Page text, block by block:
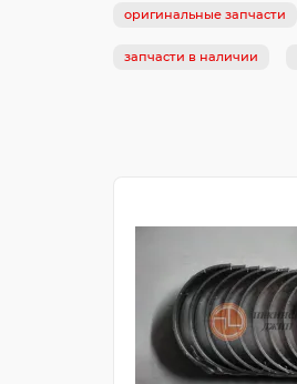
оригинальные запчасти
запчасти в наличии